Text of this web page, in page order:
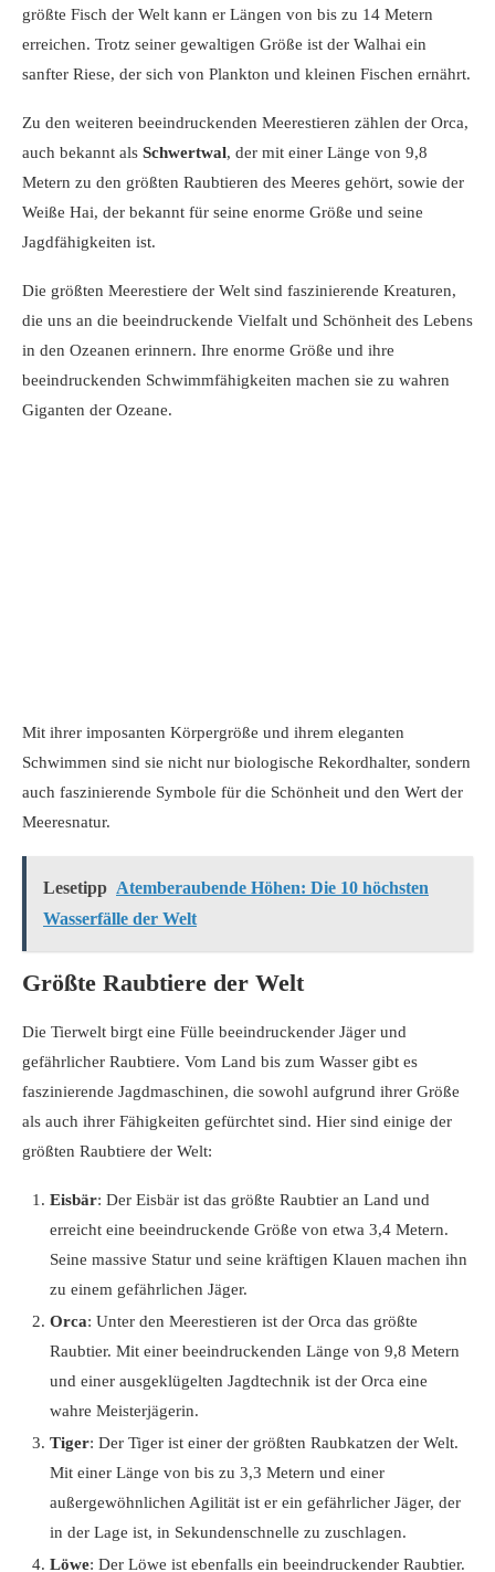
größte Fisch der Welt kann er Längen von bis zu 14 Metern
erreichen. Trotz seiner gewaltigen Größe ist der Walhai ein
sanfter Riese, der sich von Plankton und kleinen Fischen ernährt.
Zu den weiteren beeindruckenden Meerestieren zählen der Orca,
auch bekannt als Schwertwal, der mit einer Länge von 9,8
Metern zu den größten Raubtieren des Meeres gehört, sowie der
Weiße Hai, der bekannt für seine enorme Größe und seine
Jagdfähigkeiten ist.
Die größten Meerestiere der Welt sind faszinierende Kreaturen,
die uns an die beeindruckende Vielfalt und Schönheit des Lebens
in den Ozeanen erinnern. Ihre enorme Größe und ihre
beeindruckenden Schwimmfähigkeiten machen sie zu wahren
Giganten der Ozeane.
Mit ihrer imposanten Körpergröße und ihrem eleganten
Schwimmen sind sie nicht nur biologische Rekordhalter, sondern
auch faszinierende Symbole für die Schönheit und den Wert der
Meeresnatur.
Lesetipp Atemberaubende Höhen: Die 10 höchsten
Wasserfälle der Welt
Größte Raubtiere der Welt
Die Tierwelt birgt eine Fülle beeindruckender Jäger und
gefährlicher Raubtiere. Vom Land bis zum Wasser gibt es
faszinierende Jagdmaschinen, die sowohl aufgrund ihrer Größe
als auch ihrer Fähigkeiten gefürchtet sind. Hier sind einige der
größten Raubtiere der Welt:
Eisbär: Der Eisbär ist das größte Raubtier an Land und
erreicht eine beeindruckende Größe von etwa 3,4 Metern.
Seine massive Statur und seine kräftigen Klauen machen ihn
zu einem gefährlichen Jäger.
Orca: Unter den Meerestieren ist der Orca das größte
Raubtier. Mit einer beeindruckenden Länge von 9,8 Metern
und einer ausgeklügelten Jagdtechnik ist der Orca eine
wahre Meisterjägerin.
Tiger: Der Tiger ist einer der größten Raubkatzen der Welt.
Mit einer Länge von bis zu 3,3 Metern und einer
außergewöhnlichen Agilität ist er ein gefährlicher Jäger, der
in der Lage ist, in Sekundenschnelle zu zuschlagen.
Löwe: Der Löwe ist ebenfalls ein beeindruckender Raubtier.